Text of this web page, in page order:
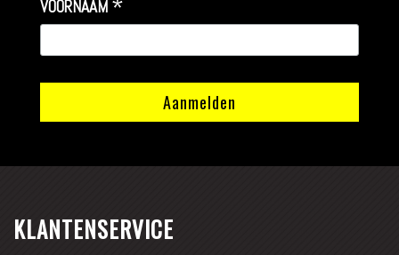
VOORNAAM *
KLANTENSERVICE